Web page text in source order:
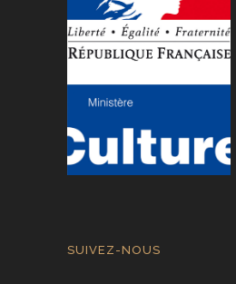
SUIVEZ-NOUS